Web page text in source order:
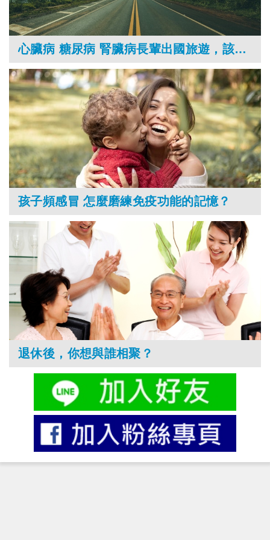
心臟病 糖尿病 腎臟病長輩出國旅遊，該注意什麼？
孩子頻感冒 怎麼磨練免疫功能的記憶？
退休後，你想與誰相聚？